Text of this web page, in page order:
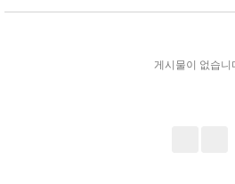
게시물이 없습니